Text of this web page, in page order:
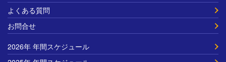
よくある質問
お問合せ
2026年 年間スケジュール